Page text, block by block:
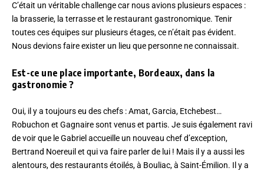
C’était un véritable challenge car nous avions plusieurs espaces :
la brasserie, la terrasse et le restaurant gastronomique. Tenir
toutes ces équipes sur plusieurs étages, ce n’était pas évident.
Nous devions faire exister un lieu que personne ne connaissait.
Est-ce une place importante, Bordeaux, dans la
gastronomie ?
Oui, il y a toujours eu des chefs : Amat, Garcia, Etchebest…
Robuchon et Gagnaire sont venus et partis. Je suis également ravi
de voir que le Gabriel accueille un nouveau chef d’exception,
Bertrand Noereuil et qui va faire parler de lui ! Mais il y a aussi les
alentours, des restaurants étoilés, à Bouliac, à Saint-Émilion. Il y a